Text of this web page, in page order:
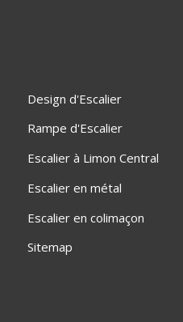
Design d'Escalier
Rampe d'Escalier
Escalier à Limon Central
Escalier en métal
Escalier en colimaçon
Sitemap